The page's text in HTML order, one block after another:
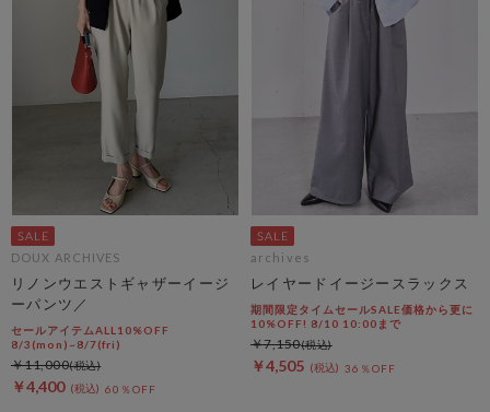
DOUX ARCHIVES
リノンウエストギャザーイージ
ーパンツ／
セールアイテムALL10%OFF
8/3(mon)~8/7(fri)
￥4,400 60％OFF
￥11,000
archives
レイヤードイージースラックス
期間限定タイムセールSALE価格から更に
10%OFF! 8/10 10:00まで
￥4,505 36％OFF
￥7,150